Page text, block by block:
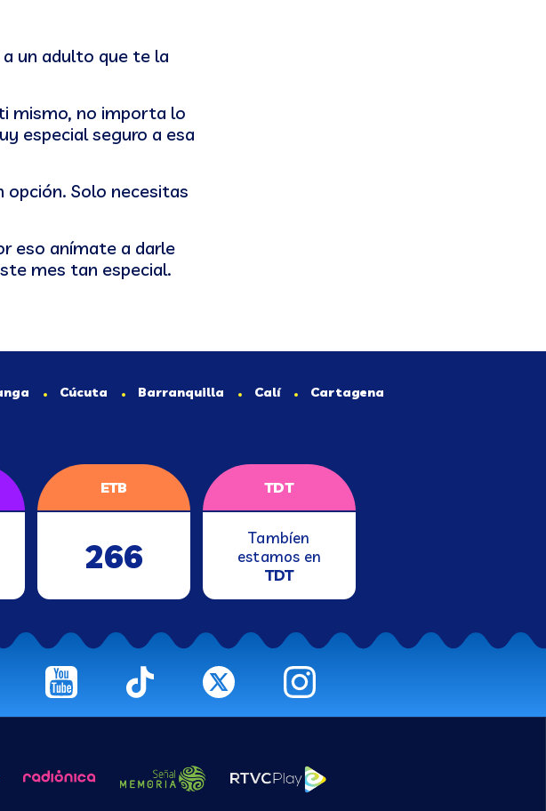
un adulto que te la
mismo, no importa lo
especial seguro a esa
opción. Solo necesitas
eso anímate a darle
mes tan especial.
Cúcuta Barranquilla Calí Cartagena
ETB
266
TDT
Tambíen
estamos en
TDT